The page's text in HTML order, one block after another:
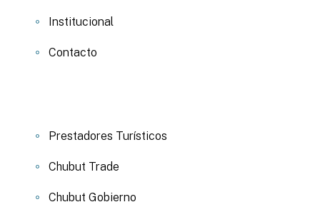
Institucional
Contacto
Prestadores Turísticos
Chubut Trade
Chubut Gobierno